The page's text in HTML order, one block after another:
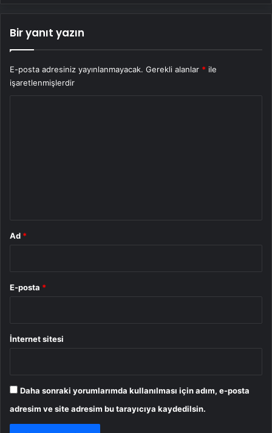
Bir yanıt yazın
E-posta adresiniz yayınlanmayacak. Gerekli alanlar * ile
işaretlenmişlerdir
Ad *
E-posta *
İnternet sitesi
Daha sonraki yorumlarımda kullanılması için adım, e-posta
adresim ve site adresim bu tarayıcıya kaydedilsin.